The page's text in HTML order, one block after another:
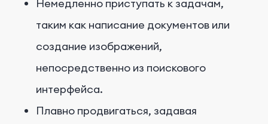
Немедленно приступать к задачам,
таким как написание документов или
создание изображений,
непосредственно из поискового
интерфейса.
Плавно продвигаться, задавая